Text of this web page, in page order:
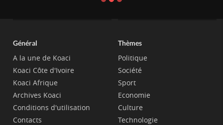
Général
A la une de Koaci
Koaci Côte d'Ivoire
Koaci Afrique
Archives Koaci
Conditions d'utilisation
Contacts
Thèmes
Politique
Société
Sport
Economie
Culture
Technologie